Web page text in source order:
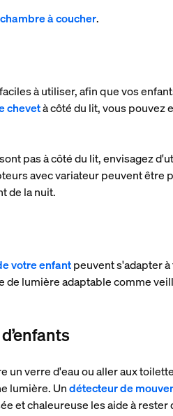
à coucher.
à utiliser, afin que vos
chevetà côté du lit, vous pouvez
pas à côté du lit, envisagez
avec variateur peuvent être
de la nuit.
votre enfantpeuvent s'adapter
lumière adaptable comme
verre d'eau ou aller aux
lumière. Undétecteur de
et chaleureuse les aide à rester